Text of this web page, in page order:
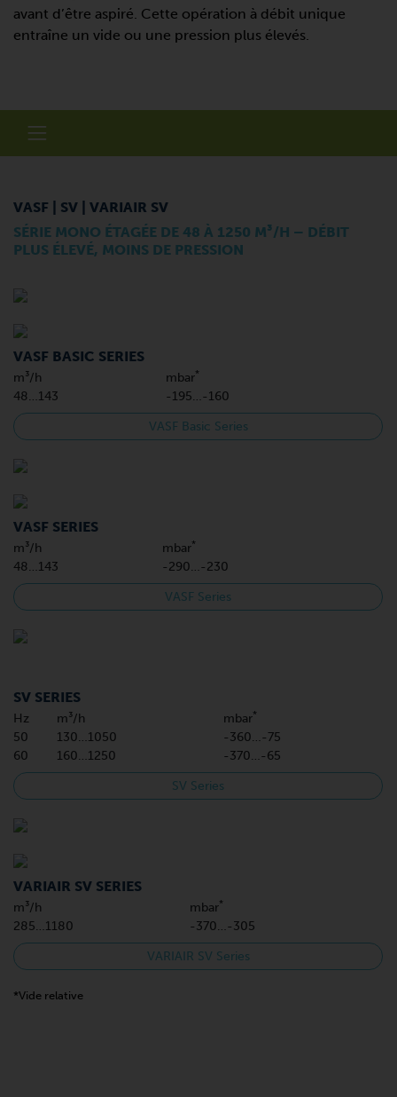
avant d’être aspiré. Cette opération à débit unique
entraîne un vide ou une pression plus élevés.
VASF | SV | VARIAIR SV
SÉRIE MONO ÉTAGÉE DE 48 À 1250 M³/H – DÉBIT
PLUS ÉLEVÉ, MOINS DE PRESSION
VASF BASIC SERIES
m³/h mbar*
48…143 -195…-160
VASF Basic Series
VASF SERIES
m³/h mbar*
48…143 -290…-230
VASF Series
SV SERIES
Hz m³/h mbar*
50 130…1050
-360…-75
60
160…1250 -370…-65
SV Series
VARIAIR SV SERIES
m³/h mbar*
285…1180 -370…-305
VARIAIR SV Series
*Vide relative